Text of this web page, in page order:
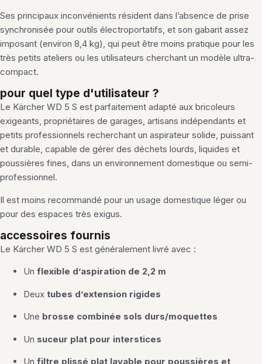
Ses principaux inconvénients résident dans l’absence de prise
synchronisée pour outils électroportatifs, et son gabarit assez
imposant (environ 8,4 kg), qui peut être moins pratique pour les
très petits ateliers ou les utilisateurs cherchant un modèle ultra-
compact.
pour quel type d'utilisateur ?
Le Kärcher WD 5 S est parfaitement adapté aux bricoleurs
exigeants, propriétaires de garages, artisans indépendants et
petits professionnels recherchant un aspirateur solide, puissant
et durable, capable de gérer des déchets lourds, liquides et
poussières fines, dans un environnement domestique ou semi-
professionnel.
Il est moins recommandé pour un usage domestique léger ou
pour des espaces très exigus.
accessoires fournis
Le Kärcher WD 5 S est généralement livré avec :
Un flexible d’aspiration de 2,2 m
Deux tubes d’extension rigides
Une brosse combinée sols durs/moquettes
Un suceur plat pour interstices
Un filtre plissé plat lavable pour poussières et